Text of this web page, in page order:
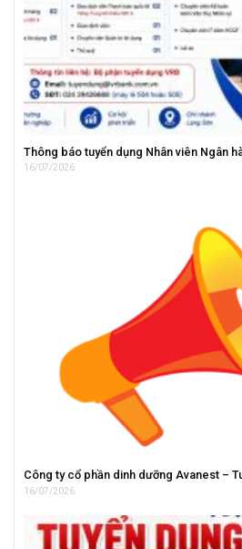
Thông báo tuyển dụng Nhân viên Ngân
16/07/2026
Công ty cổ phần dinh dưỡng Avanest –
16/07/2026